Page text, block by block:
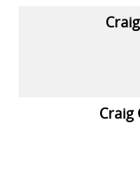
Craig